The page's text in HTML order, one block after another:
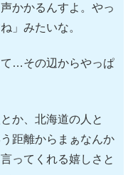
かかるんすよ。やっ
」みたいな。
て…その辺からやっぱ
か、北海道の人と
距離からまぁなんか
ってくれる嬉しさと